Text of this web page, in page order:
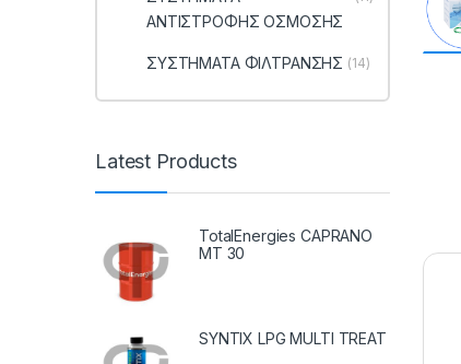
ΑΝΤΙΣΤΡΟΦΗΣ ΟΣΜΟΣΗΣ
ΣΥΣΤΗΜΑΤΑ ΦΙΛΤΡΑΝΣΗΣ (14)
Latest Products
TotalEnergies CAPRANO
MT 30
SYNTIX LPG MULTI TREAT